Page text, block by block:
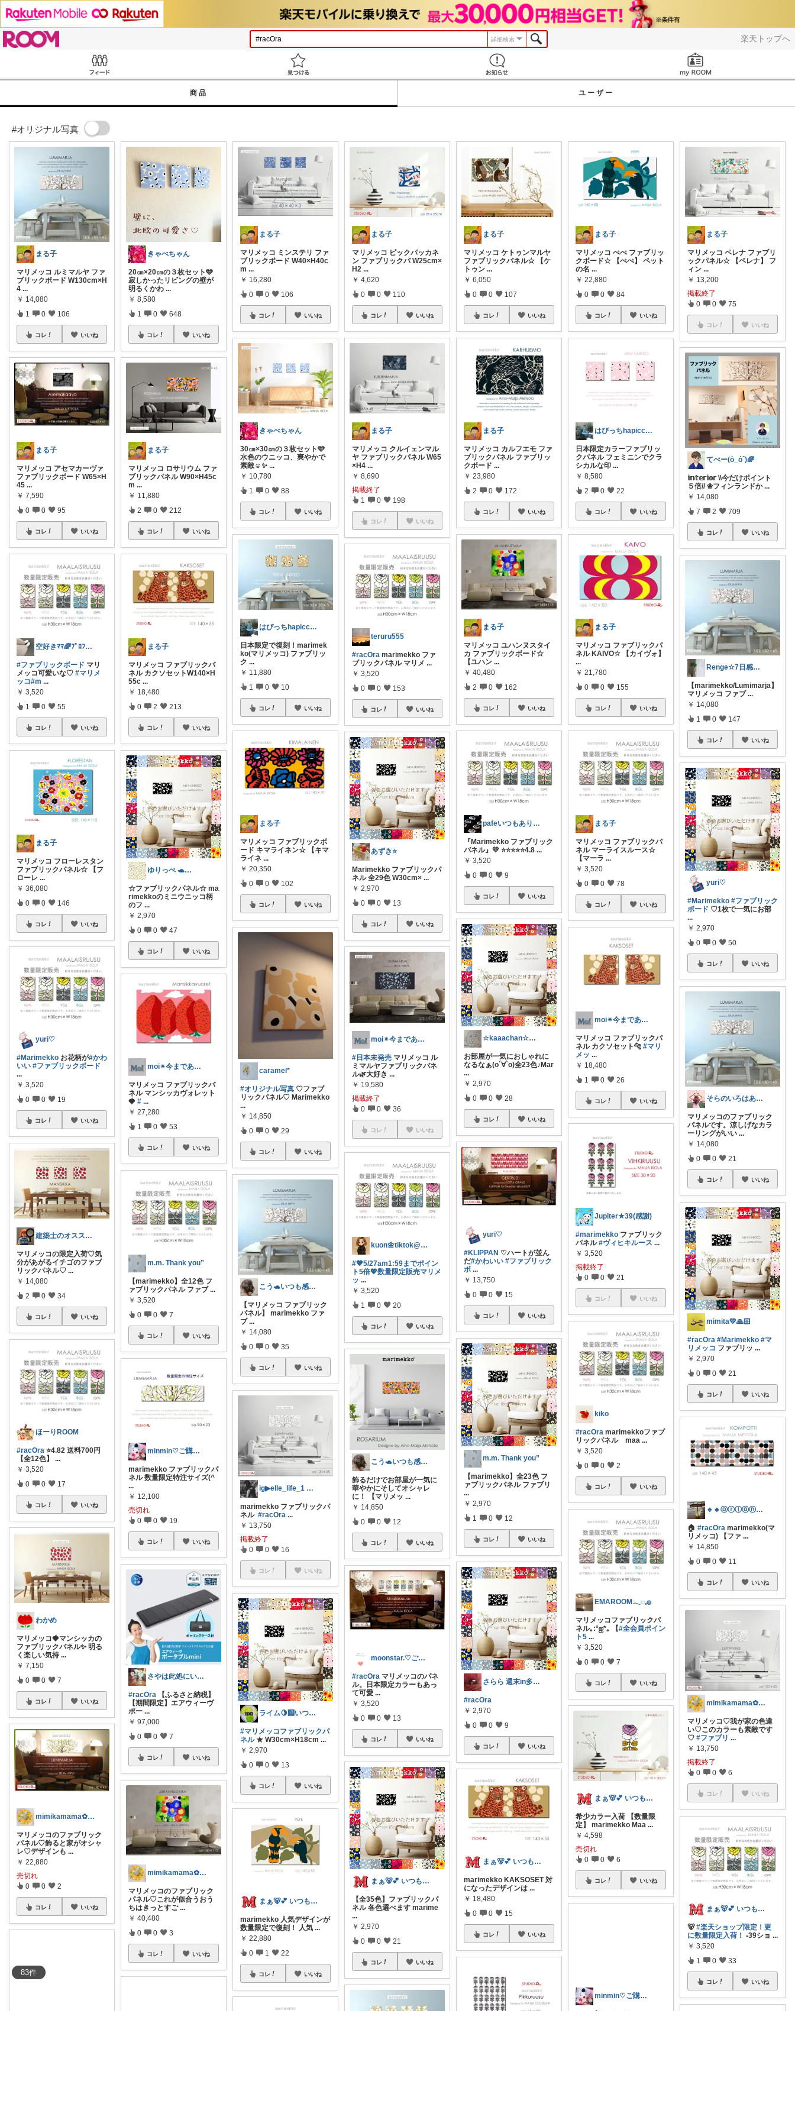
楽天トップへ
詳細検索
商品 ユーザー
#オリジナル写真
83件
まる子
マリメッコ ルミマルヤ ファ
ブリックボード W130cm×H
4 ...
￥ 14,080
1 0 106
コレ いいね
まる子
マリメッコ アセマカーヴァ
ファブリックボード W65×H
45 ...
￥ 7,590
0 0 95
コレ いいね
空好きﾏﾏ🌈ﾌﾟﾛﾌに御礼ｺﾒあり🌷
#ファブリックボード マリ
メッコ可愛いな♡ #マリメ
ッコ#m ...
￥ 3,520
1 0 55
コレ いいね
まる子
マリメッコ フローレスタン
ファブリックパネル☆ 【フ
ローレ ...
￥ 36,080
0 0 146
コレ いいね
yuri♡
#Marimekko お花柄が#かわ
いい #ファブリックボード
...
￥ 3,520
0 0 19
コレ いいね
建築士のオススメ❤︎経由購入
マリメッコの限定入荷♡気
分があがるイチゴのファブ
リックパネル♡ ...
￥ 14,080
2 0 34
コレ いいね
ほーりROOM
#racOra ⭐️4.82 送料700円
【全12色】
...
￥ 3,520
0 0 17
コレ いいね
わかめ
マリメッコ🍓マンシッカの
ファブリックパネル✨ 明る
く楽しい気持 ...
￥ 7,150
0 0 7
コレ いいね
mimikamama✿🏃‍♀️
マリメッコのファブリック
パネル♡飾ると家がオシャ
レ♡デザインも ...
￥ 22,880
売切れ
0 0 2
コレ いいね
きゃべちゃん
20㎝×20㎝の３枚セット🩵
寂しかったリビングの壁が
明るくかわ ...
￥ 8,580
1 0 648
コレ いいね
まる子
マリメッコ ロサリウム ファ
ブリックパネル W90×H45c
m ...
￥ 11,880
2 0 212
コレ いいね
まる子
マリメッコ ファブリックパ
ネル カクソセットW140×H
55c ...
￥ 18,480
0 2 213
コレ いいね
ゆりっぺ 🐢…
☆ファブリックパネル☆ ma
rimekkoのミニウニッコ柄
のフ ...
￥ 2,970
0 0 47
コレ いいね
moi✴︎今までありがとう🙇‍♀️↓↓
マリメッコ ファブリックパ
ネル マンシッカヴォレット
🍓# ...
￥ 27,280
1 0 53
コレ いいね
m.m. Thank you”
【marimekko】全12色 フ
ァブリックパネル ファブ ...
￥ 3,520
0 0 7
コレ いいね
minmin♡ご購入感謝♡
marimekko ファブリックパ
ネル 数量限定特注サイズ(^
...
￥ 12,100
売切れ
0 0 19
コレ いいね
さやは此処にいるのに、、
#racOra 【ふるさと納税】
【期間限定】エアウィーヴ
ポー ...
￥ 97,000
0 0 7
コレ いいね
mimikamama✿🏃‍♀️
マリメッコのファブリック
パネル♡これが似合うおう
ちはきっとすご ...
￥ 40,480
0 0 3
コレ いいね
まる子
マリメッコ ミンステリ ファ
ブリックボード W40×H40c
m ...
￥ 16,280
0 0 106
コレ いいね
きゃべちゃん
30㎝×30㎝の３枚セット🩵
水色のウニッコ、爽やかで
素敵☺️✨ ...
￥ 10,780
1 0 88
コレ いいね
はぴっちhapicchi💎🏃感謝💐
日本限定で復刻！marimek
ko(マリメッコ) ファブリッ
ク ...
￥ 11,880
1 0 10
コレ いいね
まる子
マリメッコ ファブリックボ
ード キマライネン☆ 【キマ
ライネ ...
￥ 20,350
0 0 102
コレ いいね
caramel*
#オリジナル写真 ♡ファブ
リックパネル♡ Marimekko
...
￥ 14,850
0 0 29
コレ いいね
こう🐢いつも感謝🙇‍♀️多忙🍼🚗
【マリメッコ ファブリック
パネル】 marimekko ファ
ブ ...
￥ 14,080
0 0 35
コレ いいね
ig▶elle_life_1 エル
marimekko ファブリックパ
ネル#racOra ...
￥ 13,750
掲載終了
0 0 16
コレ いいね
ライム🍋‍🟩いつもありがとう🫶
#マリメッコファブリックパ
ネル★ W30cm×H18cm...
￥ 2,970
0 0 13
コレ いいね
まぁ🐻💕 いつもありがとう💓
marimekko 人気デザインが
数量限定で復刻！ 人気 ...
￥ 22,880
0 1 22
コレ いいね
まる子
マリメッコ ピックパッカネ
ン ファブリックパ W25cm×
H2 ...
￥ 4,620
0 0 110
コレ いいね
まる子
マリメッコ クルイェンマル
ヤ ファブリックパネル W65
×H4 ...
￥ 8,690
掲載終了
1 0 198
コレ いいね
teruru555
#racOra marimekko ファ
ブリックパネル マリメ ...
￥ 3,520
0 0 153
コレ いいね
あずき⭐
Marimekko ファブリックパ
ネル 全29色 W30cm× ...
￥ 2,970
0 0 13
コレ いいね
moi✴︎今までありがとう🙇‍♀️↓↓
#日本未発売 マリメッコ ル
ミマルヤファブリックパネ
ル🌿大好き ...
￥ 19,580
掲載終了
0 0 36
コレ いいね
kuon🌼tiktok@kuon23
#💖5/27am1:59までポイン
ト5倍💖数量限定販売マリメ
ッ ...
￥ 3,520
1 0 20
コレ いいね
こう🐢いつも感謝🙇‍♀️多忙🍼🚗
飾るだけでお部屋が一気に
華やかにそしてオシャレ
に！ 【マリメッ ...
￥ 14,850
0 0 12
コレ いいね
moonstar.♡ご購入感謝♡.
#racOra マリメッコのパネ
ル。日本限定カラーもあっ
て可愛 ...
￥ 3,520
0 0 13
コレ いいね
まぁ🐻💕 いつもありがとう💓
【全35色】ファブリックパ
ネル 各色選べます marime
...
￥ 2,970
0 0 21
コレ いいね
まる子
マリメッコ ケトゥンマルヤ
ファブリックパネル☆ 【ケ
トゥン ...
￥ 6,050
0 0 107
コレ いいね
まる子
マリメッコ カルフエモ ファ
ブリックパネル ファブリッ
クボード ...
￥ 23,980
2 0 172
コレ いいね
まる子
マリメッコ ユハンヌスタイ
カ ファブリックボード☆
【ユハン ...
￥ 40,480
2 0 162
コレ いいね
pafeいつもありがとう🌈🧚🏻💘
『Marimekko ファブリック
パネル』💛 ⭐⭐⭐⭐⭐4.8 ...
￥ 3,520
0 0 9
コレ いいね
☆kaaachan☆男男男女４児の母
お部屋が一気におしゃれに
なるなぁ(о´∀`о)全23色♪Mar
...
￥ 2,970
0 0 28
コレ いいね
yuri♡
#KLIPPAN ♡ハートが並ん
だ#かわいい #ファブリック
ボ ...
￥ 13,750
0 0 15
コレ いいね
m.m. Thank you”
【marimekko】全23色 フ
ァブリックパネル ファブリ
...
￥ 2,970
1 0 12
コレ いいね
さらら 週末in多め🌸
#racOra
￥ 2,970
0 0 9
コレ いいね
まぁ🐻💕 いつもありがとう💓
marimekko KAKSOSET 対
になったデザインは ...
￥ 18,480
0 0 15
コレ いいね
まる子
マリメッコ ぺぺ ファブリッ
クボード☆ 【ぺぺ】 ペット
の名 ...
￥ 22,880
0 0 84
コレ いいね
はぴっちhapicchi💎🏃感謝💐
日本限定カラーファブリッ
クパネル フェミニンでクラ
シカルな印 ...
￥ 8,580
2 0 22
コレ いいね
まる子
マリメッコ ファブリックパ
ネル KAIVO☆ 【カイヴォ】
...
￥ 21,780
0 0 155
コレ いいね
まる子
マリメッコ ファブリックパ
ネル マーライスルース☆
【マーラ ...
￥ 3,520
0 0 78
コレ いいね
moi✴︎今までありがとう🙇‍♀️↓↓
マリメッコ ファブリックパ
ネル カクソセット🐆#マリ
メッ ...
￥ 18,480
1 0 26
コレ いいね
Jupiter★39(感謝)
#marimekko ファブリック
パネル#ヴィヒキルース ...
￥ 3,520
掲載終了
0 0 21
コレ いいね
kiko
#racOra marimekkoファブ
リックパネル maa ...
￥ 3,520
0 0 2
コレ いいね
EMAROOM𓂃◌𓈒𓐍
マリメッコファブリックパ
ネル｡:°ஐ*｡ 【#全会員ポイン
ト5 ...
￥ 3,520
0 0 7
コレ いいね
まぁ🐻💕 いつもありがとう💓
希少カラー入荷 【数量限
定】 marimekko Maa ...
￥ 4,598
売切れ
0 0 6
コレ いいね
minmin♡ご購入感謝♡
ファブリックパネル marim
まる子
マリメッコ ペレナ ファブリ
ックパネル☆ 【ペレナ】 フ
ィン ...
￥ 13,200
掲載終了
0 0 75
コレ いいね
てぺー(ò_óˇ)🌈
𝕚𝕟𝕥𝕖𝕣𝕚𝕠𝕣 \\今だけポイント
５倍// ❀フィンランドか ...
￥ 14,080
7 2 709
コレ いいね
Renge☆7日感謝♡ゆっくりです
【marimekko/Lumimarja】
マリメッコ ファブ ...
￥ 14,080
1 0 147
コレ いいね
yuri♡
#Marimekko #ファブリック
ボード ♡1枚で一気にお部
...
￥ 2,970
0 0 50
コレ いいね
そらのいろはあお🐕生誕17周年🌈
マリメッコのファブリック
パネルです。涼しげなカラ
ーリングがいい ...
￥ 14,080
0 0 21
コレ いいね
mimita💛🙏🏻
#racOra #Marimekko #マ
リメッコ ファブリッ ...
￥ 2,970
0 0 21
コレ いいね
🔹🔸ⓞⓡⓘⓞⓝ🔸🔹
🏠#racOra marimekko(マ
リメッコ) 【ファ ...
￥ 14,850
0 0 11
コレ いいね
mimikamama✿🏃‍♀️
マリメッコ♡我が家の色違
い♡このカラーも素敵です
♡#ファブリ ...
￥ 13,750
掲載終了
0 0 6
コレ いいね
まぁ🐻💕 いつもありがとう💓
🐻#楽天ショップ限定！更
に数量限定入荷！ ▫️39ショ ...
￥ 3,520
1 0 33
コレ いいね